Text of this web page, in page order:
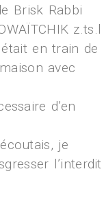
Brisk Rabbi
z.ts.l
en train de
avec
d’en
je
l’interdit